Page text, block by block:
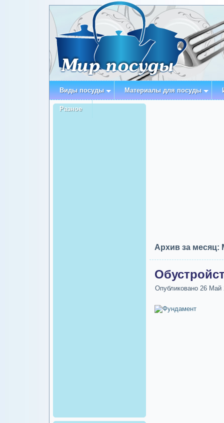
Виды посуды Материалы для посуды
Разное
Архив за месяц:
Опубликовано 26 Май